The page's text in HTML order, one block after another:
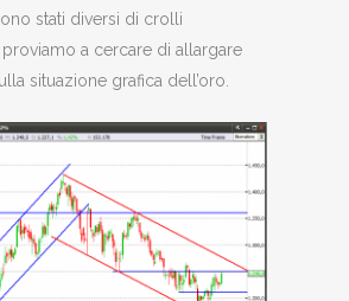
stati diversi di crolli
a cercare di allargare
situazione grafica dell’oro.